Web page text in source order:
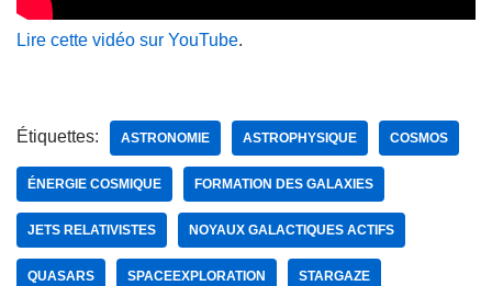
Lire cette vidéo sur YouTube.
Étiquettes: ASTRONOMIE ASTROPHYSIQUE COSMOS
ÉNERGIE COSMIQUE FORMATION DES GALAXIES
JETS RELATIVISTES NOYAUX GALACTIQUES ACTIFS
QUASARS SPACEEXPLORATION STARGAZE